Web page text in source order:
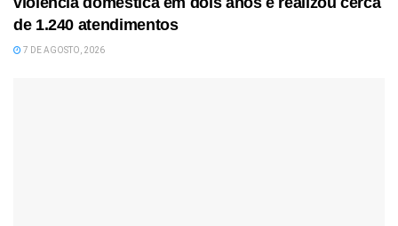
de 1.240 atendimentos
7 DE AGOSTO, 2026